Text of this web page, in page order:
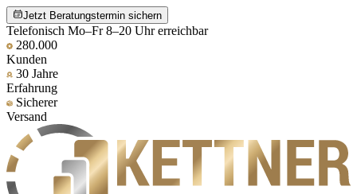
Jetzt Beratungstermin sichern
Telefonisch Mo–Fr 8–20 Uhr erreichbar
280.000
Kunden
30 Jahre
Erfahrung
Sicherer
Versand